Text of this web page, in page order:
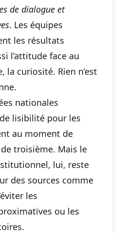
de dialogue et
. Les équipes
les résultats
l’attitude face au
la curiosité. Rien n’est
nationales
lisibilité pour les
au moment de
troisième. Mais le
lui, reste
des sources comme
les
ou les